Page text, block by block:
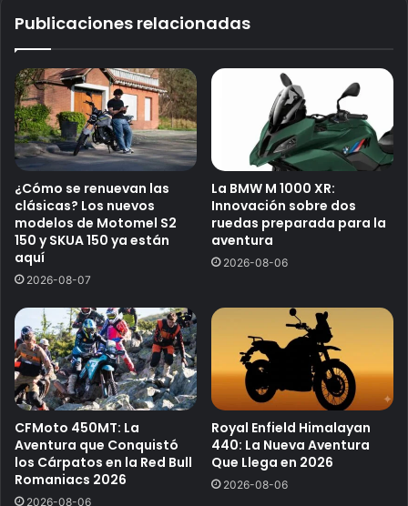
Publicaciones relacionadas
¿Cómo se renuevan las
clásicas? Los nuevos
modelos de Motomel S2
150 y SKUA 150 ya están
aquí
2026-08-07
La BMW M 1000 XR:
Innovación sobre dos
ruedas preparada para la
aventura
2026-08-06
CFMoto 450MT: La
Aventura que Conquistó
los Cárpatos en la Red Bull
Romaniacs 2026
2026-08-06
Royal Enfield Himalayan
440: La Nueva Aventura
Que Llega en 2026
2026-08-06